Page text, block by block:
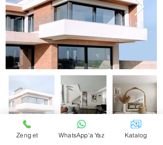
Zeng et WhatsApp'a Yaz Katalog